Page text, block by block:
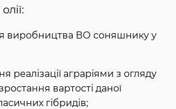
виробництва ВО соняшнику у
реалізації аграріями з огляду
вартості даної
гібридів;